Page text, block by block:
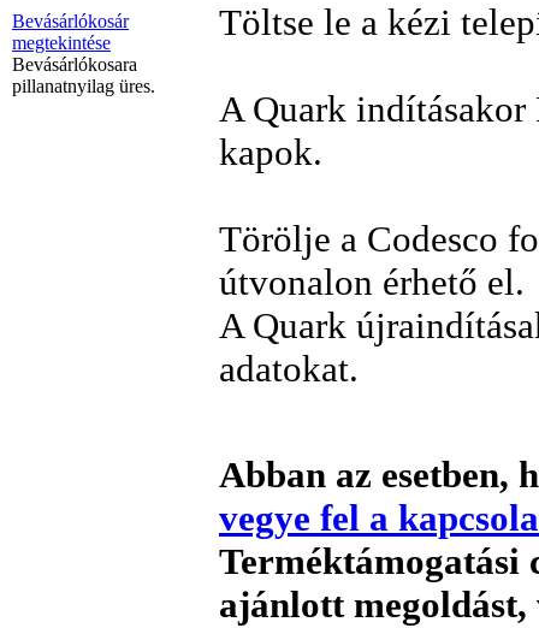
Bevásárlókosár
megtekintése
Bevásárlókosara
pillanatnyilag üres.
Töltse le a kézi
A Quark
kapok.
Törölje a Codesco
útvonalon érhető el.
A Quark
adatokat.
Abban az esetben,
vegye fel a
Terméktámogatási
ajánlott